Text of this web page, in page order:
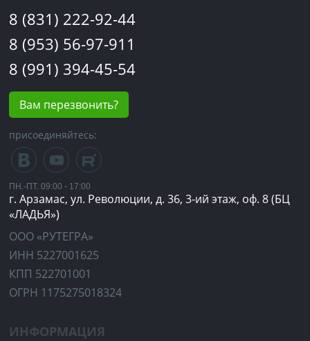
8 (831) 222-92-44
8 (953) 56-97-911
8 (991) 394-45-54
Вам перезвонить?
присоединяйтесь:
ПН.-ПТ. 09:00 - 17:00
г. Арзамас, ул. Революции, д. 36, 3-ий этаж, оф. 8 (БЦ
«ЛАДЬЯ»)
ООО «РУТЕГРА»
ИНН 5227001625
КПП 522701001
ОГРН 1175275018324
ИНФОРМАЦИЯ